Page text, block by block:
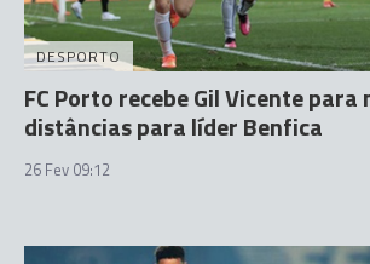
DESPORTO
FC Porto recebe Gil Vicente
distâncias para líder Benfica
26 Fev 09:12